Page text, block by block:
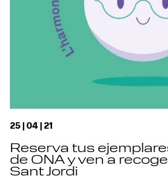
25 | 04 | 21
Reserva tus
de ONA y ven a
Sant Jordi